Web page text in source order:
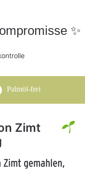
✨
Palmöl-frei
Zimt
gemahlen,